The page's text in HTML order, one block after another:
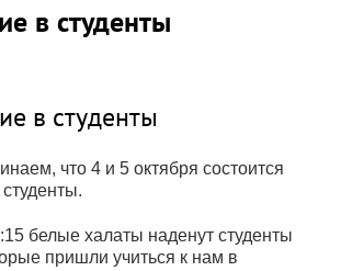
в студенты
в студенты
что 4 и 5 октября состоится
белые халаты наденут студенты
пришли учиться к нам в